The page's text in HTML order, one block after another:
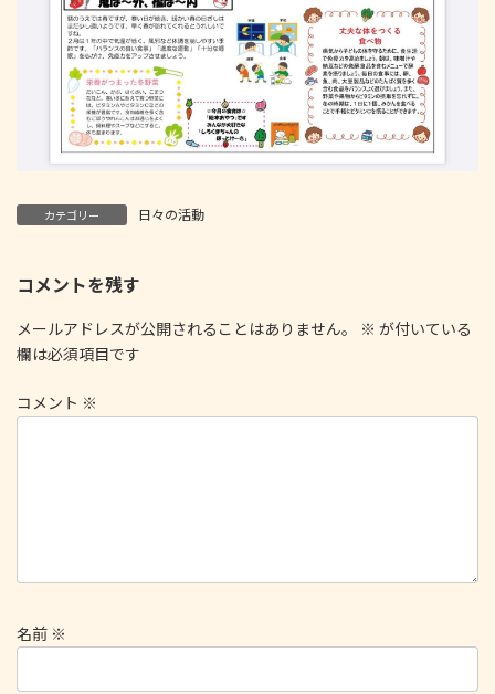
カテゴリー 日々の活動
コメントを残す
メールアドレスが公開されることはありません。 ※ が付いている
欄は必須項目です
コメント ※
名前 ※